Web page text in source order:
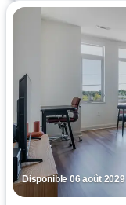
Disponible 06 août 2029